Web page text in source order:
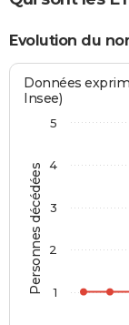
Evolution du
Personnes décédées
Données
Insee)
1
2
3
4
5